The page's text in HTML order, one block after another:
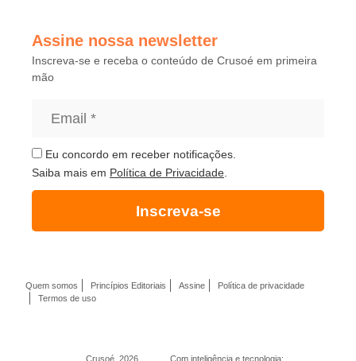
Assine nossa newsletter
Inscreva-se e receba o conteúdo de Crusoé em primeira
mão
Eu concordo em receber notificações.
Saiba mais em Política de Privacidade.
Inscreva-se
Crusoé, 2026, Com inteligência e tecnologia:
Quem somos Princípios Editoriais Assine
Política de privacidade
Termos de uso